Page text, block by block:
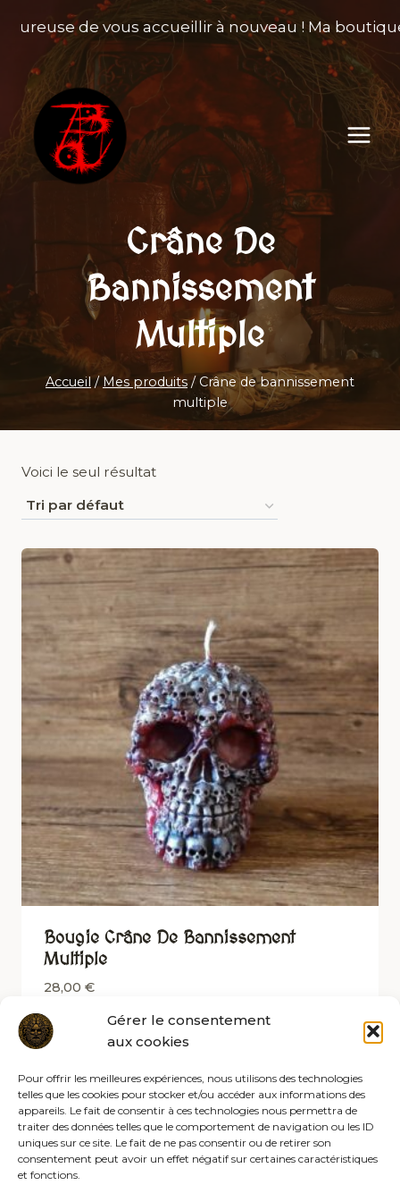
Gérer le consentement
aux cookies
Pour offrir les meilleures expériences, nous utilisons des technologies
telles que les cookies pour stocker et/ou accéder aux informations des
appareils. Le fait de consentir à ces technologies nous permettra de
traiter des données telles que le comportement de navigation ou les ID
uniques sur ce site. Le fait de ne pas consentir ou de retirer son
consentement peut avoir un effet négatif sur certaines caractéristiques
et fonctions.
de vous accueillir à nouveau ! Ma
Crâne De
Bannissement
Multiple
Accueil / Mes produits / Crâne de bannissement
multiple
Voici le seul résultat
Bougie Crâne De Bannissement
Multiple
28,00 €